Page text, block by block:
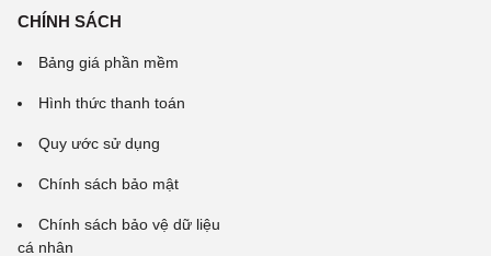
CHÍNH SÁCH
Bảng giá phần mềm
Hình thức thanh toán
Quy ước sử dụng
Chính sách bảo mật
Chính sách bảo vệ dữ liệu
cá nhân